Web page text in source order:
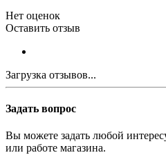
Нет оценок
Оставить отзыв
Загрузка отзывов...
Задать вопрос
Вы можете задать любой
или работе магазина.